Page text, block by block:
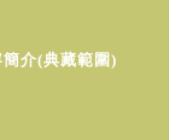
簡介(典藏範圍)